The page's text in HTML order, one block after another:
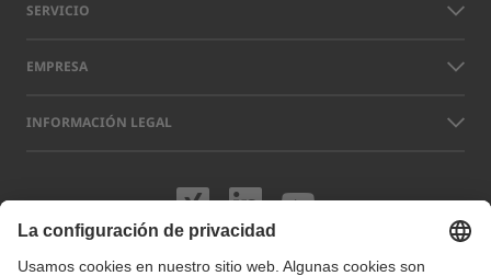
SERVICIO
EMPRESA
INFORMACIÓN LEGAL
Visítenos en XING
Visítenos en
Visítenos
Los nombres de otras empresas y productos que aparecen en este sitio